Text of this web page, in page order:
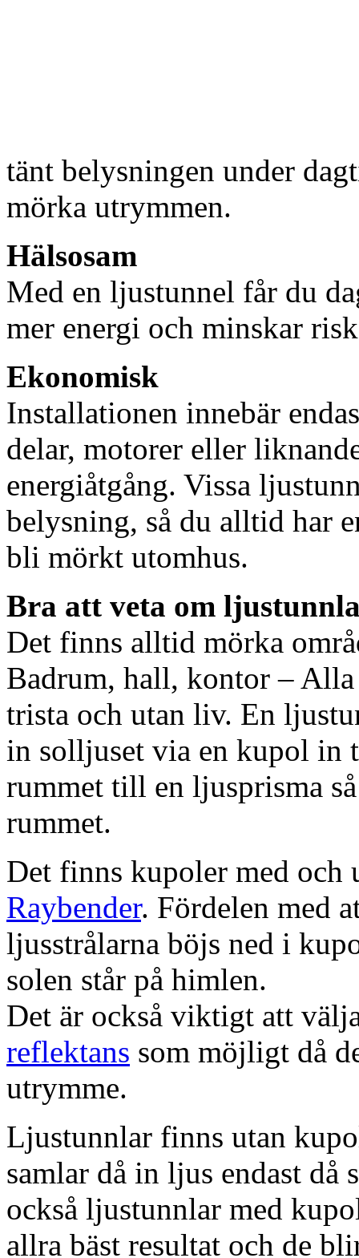
tänt belysningen under
mörka utrymmen.
Hälsosam
Med en ljustunnel får du
mer energi och minskar
Ekonomisk
Installationen innebär
delar, motorer eller
energiåtgång. Vissa
belysning, så du alltid har
bli mörkt utomhus.
Bra att veta om
Det finns alltid mörka
Badrum, hall, kontor – Alla
trista och utan liv. En
in solljuset via en kupol in
rummet till en ljusprisma
rummet.
Det finns kupoler med och
Raybender. Fördelen med
ljusstrålarna böjs ned i
solen står på himlen.
Det är också viktigt att
reflektans som möjligt då
utrymme.
Ljustunnlar finns utan
samlar då in ljus endast då
också ljustunnlar med
allra bäst resultat och de